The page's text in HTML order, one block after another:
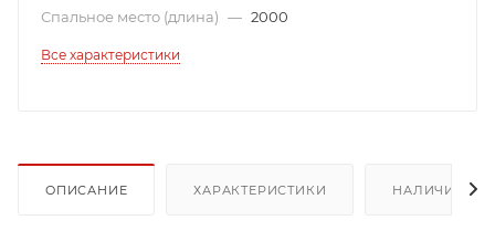
Спальное место (длина) — 2000
Все характеристики
ОПИСАНИЕ ХАРАКТЕРИСТИКИ НАЛИЧИЕ